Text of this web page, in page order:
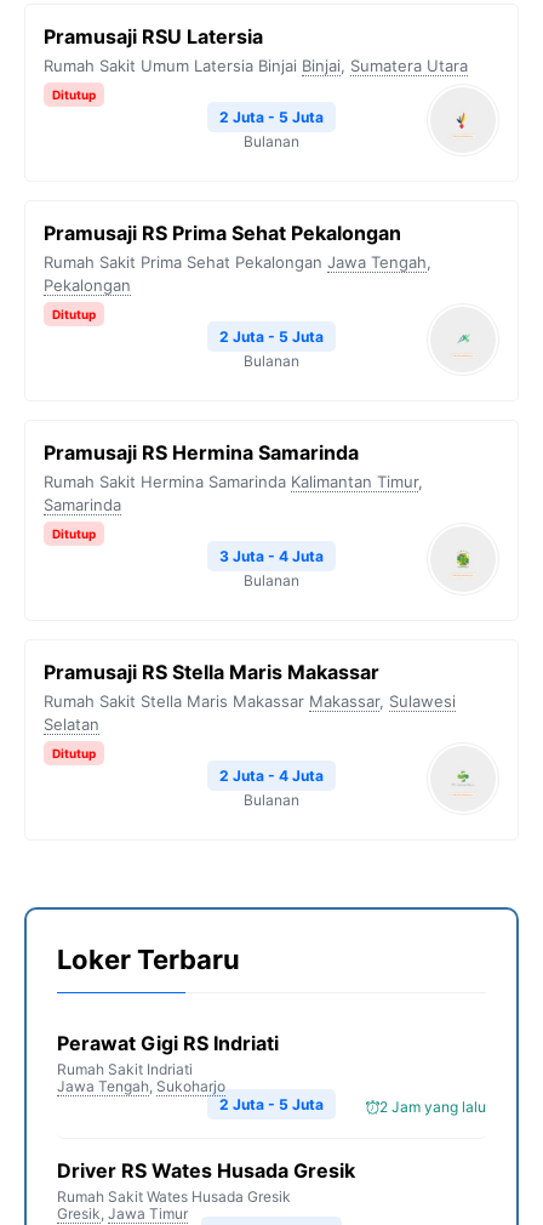
Pramusaji RSU Latersia
Rumah Sakit Umum Latersia Binjai Binjai, Sumatera Utara
Ditutup
2 Juta - 5 Juta
Bulanan
Pramusaji RS Prima Sehat Pekalongan
Rumah Sakit Prima Sehat Pekalongan Jawa Tengah,
Pekalongan
Ditutup
2 Juta - 5 Juta
Bulanan
Pramusaji RS Hermina Samarinda
Rumah Sakit Hermina Samarinda Kalimantan Timur,
Samarinda
Ditutup
3 Juta - 4 Juta
Bulanan
Pramusaji RS Stella Maris Makassar
Rumah Sakit Stella Maris Makassar Makassar, Sulawesi
Selatan
Ditutup
2 Juta - 4 Juta
Bulanan
Loker Terbaru
Perawat Gigi RS Indriati
Rumah Sakit Indriati
Jawa Tengah, Sukoharjo
2 Jam yang lalu
2 Juta - 5 Juta
Driver RS Wates Husada Gresik
Rumah Sakit Wates Husada Gresik
Gresik, Jawa Timur